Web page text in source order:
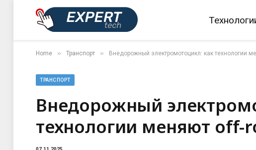
Home » Транспорт » Внедорожный электромотоцикл: как технологии
ТРАНСПОРТ
Внедорожный
технологии меняют off-